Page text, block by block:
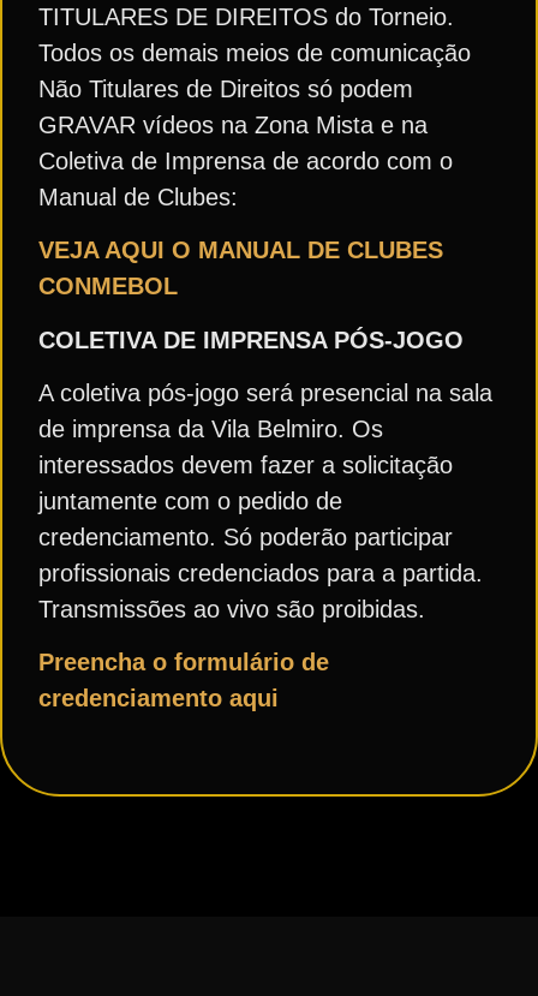
TITULARES DE DIREITOS do Torneio.
Todos os demais meios de comunicação
Não Titulares de Direitos só podem
GRAVAR vídeos na Zona Mista e na
Coletiva de Imprensa de acordo com o
Manual de Clubes:
VEJA AQUI O MANUAL DE CLUBES
CONMEBOL
COLETIVA DE IMPRENSA PÓS-JOGO
A coletiva pós-jogo será presencial na sala
de imprensa da Vila Belmiro. Os
interessados devem fazer a solicitação
juntamente com o pedido de
credenciamento. Só poderão participar
profissionais credenciados para a partida.
Transmissões ao vivo são proibidas.
Preencha o formulário de
credenciamento aqui